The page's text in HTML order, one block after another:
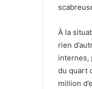
À la
rien
internes,
du quart
million